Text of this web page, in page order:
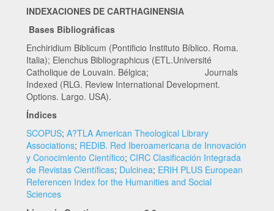
INDEXACIONES DE CARTHAGINENSIA
Bases Bibliográficas
Enchiridium Biblicum (Pontificio Instituto Bíblico. Roma.
Italia); Elenchus Bibliographicus (ETL.Université
Catholique de Louvain. Bélgica; Journals
Indexed (RLG. Review International Development.
Options. Largo. USA).
Índices
SCOPUS; A?TLA American Theological Library
Associations; REDIB. Red Iberoamericana de Innovación
y Conocimiento Científico; CIRC Clasificación Integrada
de Revistas Científicas; Dulcinea; ERIH PLUS European
Referencen Index for the Humanities and Social
Sciences